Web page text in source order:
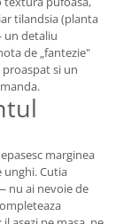
tilandsia (planta
un detaliu
de „fantezie"
si un
marginea
unghi. Cutia
nu ai nevoie de